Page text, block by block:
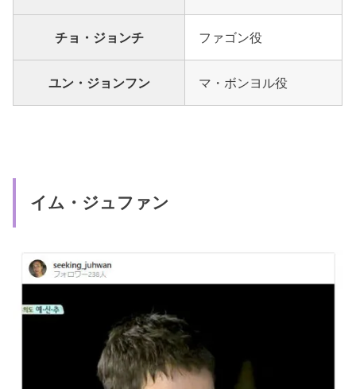
チョ・ジョンチ ファゴン役
ユン・ジョンフン マ・ボンヨル役
イム・ジュファン